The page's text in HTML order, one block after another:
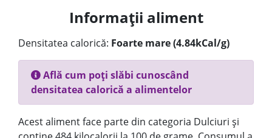
Informații aliment
Densitatea calorică: Foarte mare (4.84kCal/g)
Află cum poți slăbi cunoscând
densitatea calorică a alimentelor
Acest aliment face parte din categoria Dulciuri și